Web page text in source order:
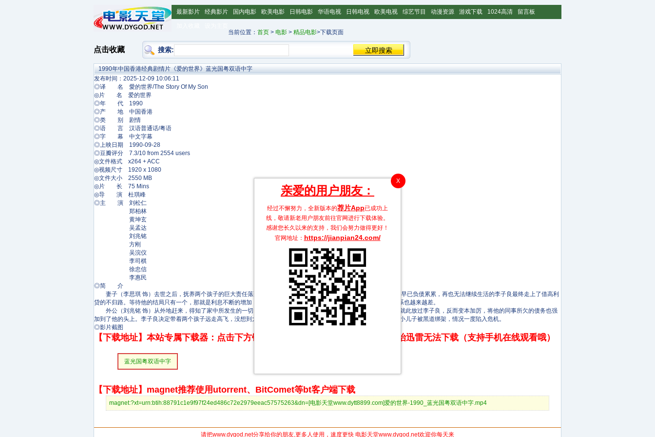
最新影片 经典影片 国内电影 欧美电影 日韩电影 华语电视 日韩电视 欧美电视 综艺节目 动漫资源 游戏下载 1024高清 留言板
当前位置： 首页 > 电影 > 精品电影>下载页面
点击收藏 搜索:
X
亲爱的用户朋友：
经过不懈努力，全新版本的荐片App已成功上
线，敬请新老用户朋友前往官网进行下载体验。
感谢您长久以来的支持，我们会努力做得更好！
官网地址： https://jianpian24.com/
1990年中国香港经典剧情片《爱的世界》蓝光国粤双语中字
发布时间：2025-12-09 10:06:11
◎译 名 愛的世界/The Story Of My Son
◎片 名 爱的世界
◎年 代 1990
◎产 地 中国香港
◎类 别 剧情
◎语 言 汉语普通话/粤语
◎字 幕 中文字幕
◎上映日期 1990-09-28
◎豆瓣评分 7.3/10 from 2554 users
◎文件格式 x264 + ACC
◎视频尺寸 1920 x 1080
◎文件大小 2550 MB
◎片 长 75 Mins
◎导 演 杜琪峰
◎主 演 刘松仁
郑柏林
黄坤玄
吴孟达
刘兆铭
方刚
吴浣仪
李司棋
徐忠信
李惠民
◎简 介
妻子（李思琪 饰）去世之后，抚养两个孩子的巨大责任落到了李子良（刘松仁 饰）的肩上，为了替妻子治病，家中早已负债累累，再也无法继续生活的李子良最终走上了借高利
贷的不归路。等待他的结局只有一个，那就是利息不断的增加，最终无法偿还，与此同时，李子良和两个儿子之间的关系也越来越差。
外公（刘兆铭 饰）从外地赶来，得知了家中所发生的一切，他毅然决定帮助李子良还债。然而，高利贷公司并没有就此放过李子良，反而变本加厉，将他的同事所欠的债务也强
加到了他的头上。李子良决定带着两个孩子远走高飞，没想到大儿子（黄坤玄 饰）为了取父亲心爱的手表耽搁了，导致小儿子被黑道绑架，情况一度陷入危机。
◎影片截图
【下载地址】本站专属下载器：点击下方链接 即可享受高速下载和在线播放 专治迅雷无法下载（支持手机在线观看哦）
蓝光国粤双语中字
【下载地址】magnet推荐使用utorrent、BitComet等bt客户端下载
magnet:?xt=urn:btih:88791c1e9f97f24ed486c72e2979eeac57575263&dn=[电影天堂www.dytt8899.com]爱的世界-1990_蓝光国粤双语中字.mp4
请把www.dygod.net分享给你的朋友,更多人使用，速度更快 电影天堂www.dygod.net欢迎你每天来